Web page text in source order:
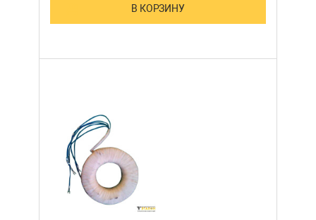
В КОРЗИНУ